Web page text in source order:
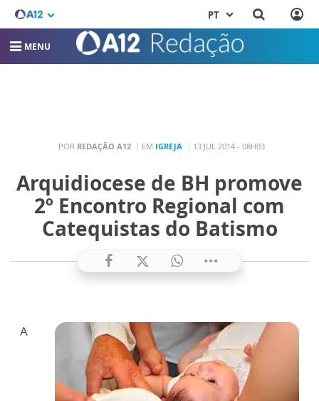
PT
MENU
POR REDAÇÃO A12 EM IGREJA 13 JUL 2014 - 08H03
Arquidiocese de BH promove
2º Encontro Regional com
Catequistas do Batismo
A